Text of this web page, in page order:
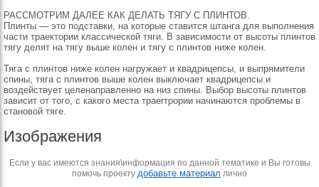
РАССМОТРИМ ДАЛЕЕ КАК ДЕЛАТЬ ТЯГУ С ПЛИНТОВ.
Плинты — это подставки, на которые ставится штанга для выполнения
части траектории классической тяги. В зависимости от высоты плинтов
тягу делят на тягу выше колен и тягу с плинтов ниже колен.
Тяга с плинтов ниже колен нагружает и квадрицепсы, и выпрямители
спины, тяга с плинтов выше колен выключает квадрицепсы и
воздействует целенаправленно на низ спины. Выбор высоты плинтов
зависит от того, с какого места траеrтрории начинаются проблемы в
становой тяге.
Изображения
Если у вас имеются знания\информация по данной тематике и Вы готовы
помочь проекту добавьте материал лично